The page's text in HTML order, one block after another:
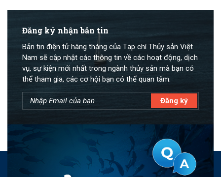
Đăng ký nhận bản tin
Bản tin điện tử hàng tháng của Tạp chí Thủy sản Việt
Nam sẽ cập nhật các thông tin về các hoạt động, dịch
vụ, sự kiện mới nhất trong ngành thủy sản mà bạn có
thể tham gia, các cơ hội bạn có thể quan tâm.